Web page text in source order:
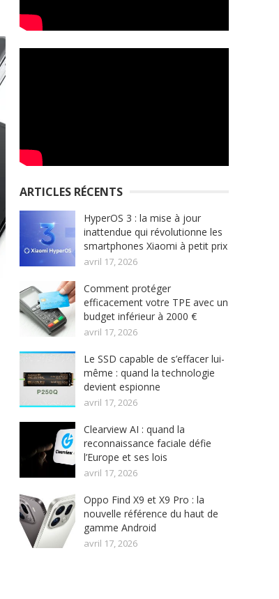
ARTICLES RÉCENTS
HyperOS 3 : la mise à jour
inattendue qui révolutionne les
smartphones Xiaomi à petit prix
avril 17, 2026
Comment protéger
efficacement votre TPE avec un
budget inférieur à 2000 €
avril 17, 2026
Le SSD capable de s’effacer lui-
même : quand la technologie
devient espionne
avril 17, 2026
Clearview AI : quand la
reconnaissance faciale défie
l’Europe et ses lois
avril 17, 2026
Oppo Find X9 et X9 Pro : la
nouvelle référence du haut de
gamme Android
avril 17, 2026